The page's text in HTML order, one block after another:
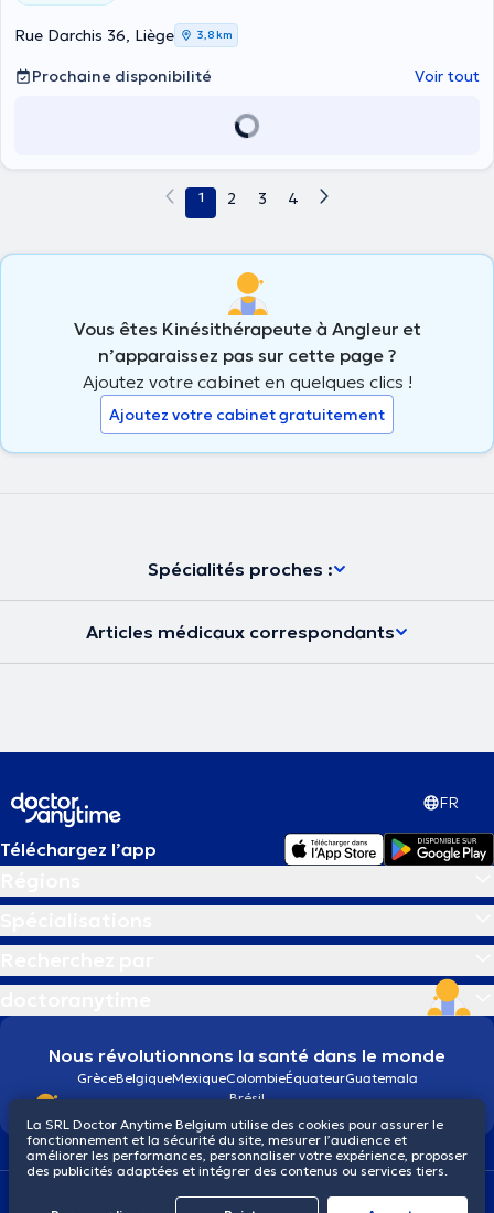
Rue Darchis 36, Liège 3,8 km
Prochaine disponibilité Voir tout
1 2 3 4
Vous êtes Kinésithérapeute à Angleur et
n’apparaissez pas sur cette page ?
Ajoutez votre cabinet en quelques clics !
Ajoutez votre cabinet gratuitement
Spécialités proches :
Articles médicaux correspondants
FR
Téléchargez l’app
Nous révolutionnons la santé dans le monde
GrèceBelgiqueMexiqueColombieÉquateurGuatemala
Brésil
Conditions généralesCookiesPolitique de confidentialité
La SRL Doctor Anytime Belgium utilise des cookies pour assurer le
fonctionnement et la sécurité du site, mesurer l’audience et
améliorer les performances, personnaliser votre expérience, proposer
des publicités adaptées et intégrer des contenus ou services tiers.